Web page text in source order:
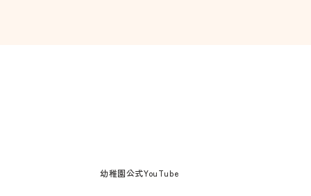
幼稚園公式YouTube